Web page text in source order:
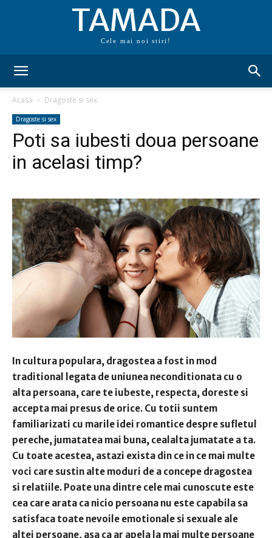
TAMADA
Cele mai noi stiri!
Acasă Dragoste si sex
Dragoste si sex
Poti sa iubesti doua persoane
in acelasi timp?
In cultura populara, dragostea a fost in mod
traditional legata de uniunea neconditionata cu o
alta persoana, care te iubeste, respecta, doreste si
accepta mai presus de orice. Cu totii suntem
familiarizati cu marile idei romantice despre sufletul
pereche, jumatatea mai buna, cealalta jumatate a ta.
Cu toate acestea, astazi exista din ce in ce mai multe
voci care sustin alte moduri de a concepe dragostea
si relatiile. Poate una dintre cele mai cunoscute este
cea care arata ca nicio persoana nu este capabila sa
satisfaca toate nevoile emotionale si sexuale ale
altei persoane, asa ca ar apela la mai multe persoane